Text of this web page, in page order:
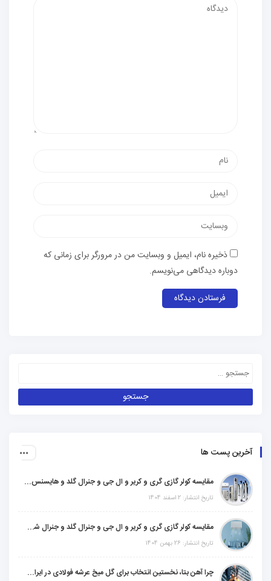
ذخیره نام، ایمیل و وبسایت من در مرورگر برای زمانی که
دوباره دیدگاهی می‌نویسم.
آخرین پست ها
مقایسه کولر گازی گری و کریر و ال جی و جنرال گلد و هایسنس و مدیا و اجنرال
تاریخ انتشار: 2 اسفند 1404
مقایسه کولر گازی گری و کریر و ال جی و جنرال گلد و جنرال شکار و سامسونگ و یونیوا
تاریخ انتشار: 26 بهمن 1404
چرا آهن بتا، نخستین انتخاب برای گل میخ عرشه فولادی در ایران است؟